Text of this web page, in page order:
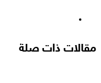
مقالات ذات صلة